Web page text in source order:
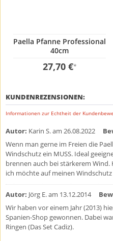
Paella Pfanne Professional
40cm
27,70 €*
KUNDENREZENSIONEN:
Informationen zur Echtheit der
Autor: Karin S.am 26.08.2022
Wenn man gerne im Freien die
Windschutz ein MUSS. Ideal
brennen auch bei stärkerem
ich möchte auf meinen
Autor: Jörg E.am 13.12.2014
Wir haben vor einem Jahr (2013)
Spanien-Shop gewonnen. Dabei
Ringen (Das Set Cadiz).